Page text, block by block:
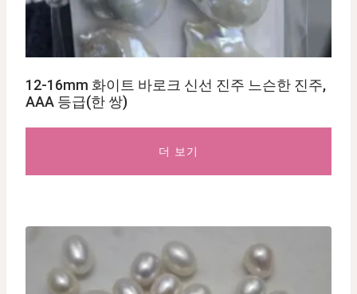
12-16mm 화이트 바로크 신선 진주 느슨한 진주,
AAA 등급(한 쌍)
더 보기